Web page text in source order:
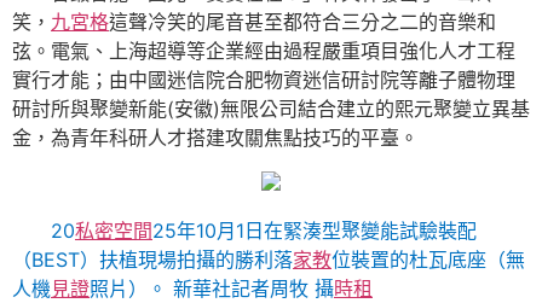
笑， 九宮格這聲冷笑的尾音甚至都符合三分之二的音樂和
弦。電氣、上海超導等企業經由過程嚴重項目強化人才工程
實行才能；由中國迷信院合肥物資迷信研討院等離子體物理
研討所與聚變新能(安徽)無限公司結合建立的熙元聚變立異基
金，為青年科研人才搭建攻關焦點技巧的平臺。
20私密空間25年10月1日在緊湊型聚變能試驗裝配
（BEST）扶植現場拍攝的勝利落家教位裝置的杜瓦底座（無
人機 見證照片）。 新華社記者周牧 攝時租